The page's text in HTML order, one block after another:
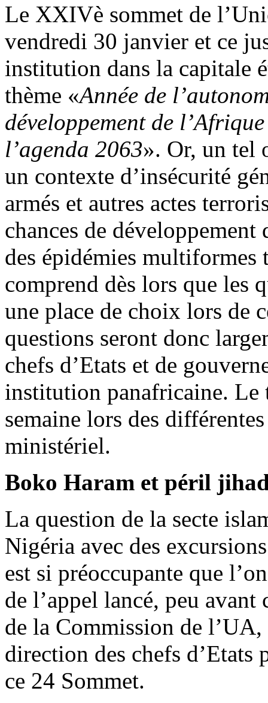
Le XXIVè sommet de
vendredi 30 janvier et ce
institution dans la capitale
thème «Année de
développement de
l’agenda 2063». Or, un tel
un contexte d’insécurité
armés et autres actes
chances de
des épidémies multiformes
comprend dès lors que les
une place de choix lors de
questions seront donc
chefs d’Etats et de
institution panafricaine. Le
semaine lors des
ministériel.
Boko Haram et péril
La question de la secte
Nigéria avec des
est si préoccupante que
de l’appel lancé, peu
de la Commission de
direction des chefs d’Etats
ce 24 Sommet.